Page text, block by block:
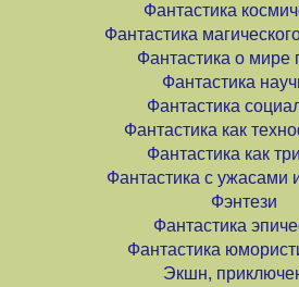
Фантастика
Фантастика
Фантастика о мире
Фантастика
Фантастика
Фантастика как
Фантастика как
Фантастика с ужасами
Фэнтези
Фантастика
Фантастика
Экшн,